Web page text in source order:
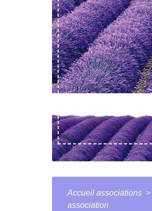
Accueil associations >
association